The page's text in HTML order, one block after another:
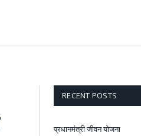
RECENT POSTS
प्रधानमंत्री जीवन योजना